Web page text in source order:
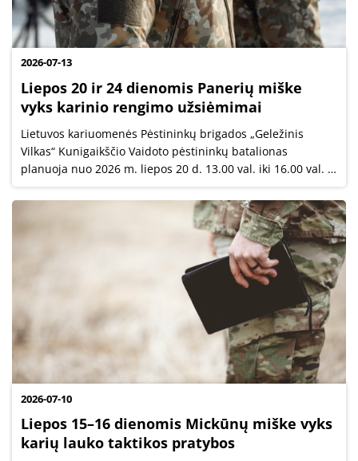
2026-07-13
Liepos 20 ir 24 dienomis Panerių miške
vyks karinio rengimo užsiėmimai
Lietuvos kariuomenės Pėstininkų brigados „Geležinis
Vilkas“ Kunigaikščio Vaidoto pėstininkų batalionas
planuoja nuo 2026 m. liepos 20 d. 13.00 val. iki 16.00 val. ir
nuo liepos 24 d. 9.00 val. iki 13.00 val. vykdyti užsiėmimus
Panerių miške.
2026-07-10
Liepos 15–16 dienomis Mickūnų miške vyks
karių lauko taktikos pratybos